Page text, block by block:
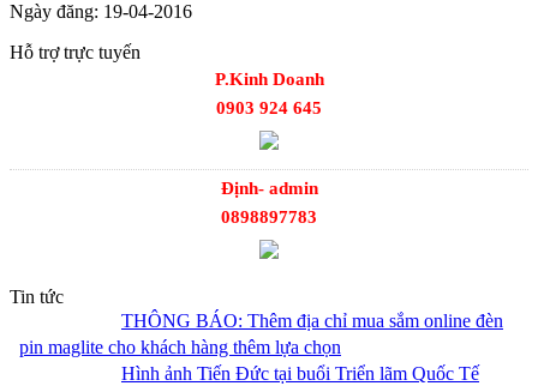
Ngày đăng: 19-04-2016
Hỗ trợ trực tuyến
P.Kinh Doanh
0903 924 645
Định- admin
0898897783
Tin tức
THÔNG BÁO: Thêm địa chỉ mua sắm online đèn
pin maglite cho khách hàng thêm lựa chọn
Hình ảnh Tiến Đức tại buổi Triển lãm Quốc Tế